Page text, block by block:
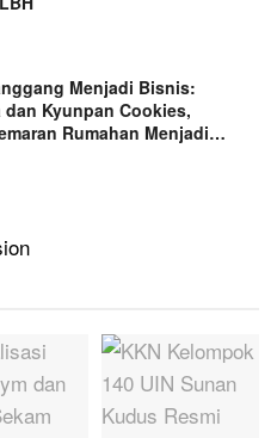
Menjadi Bisnis:
dan Kyunpan Cookies,
Rumahan Menjadi